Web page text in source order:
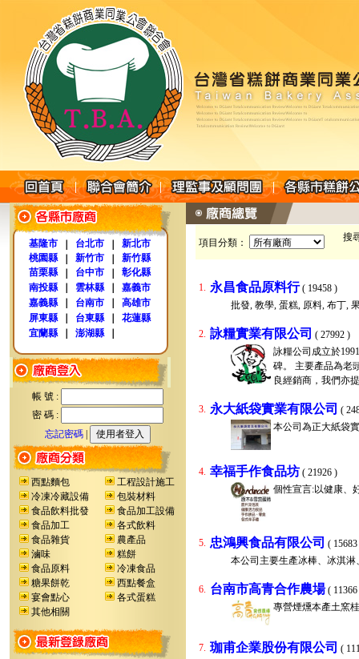
基隆市 台北市
新北市
桃園縣
新竹市
新竹縣
苗栗縣
台中市
彰化縣
南投縣
雲林縣
嘉義市
嘉義縣
台南市
高雄市
屏東縣
台東縣
花蓮縣
宜蘭縣
澎湖縣
帳 號 :
密 碼 :
忘記密碼
西點麵包
工程設計施工
冷凍冷藏設備
包裝材料
食品飲料批發
食品加工設備
食品加工
各式飲料
食品雜貨
農產品
滷味
糕餅
食品原料
冷凍食品
糖果餅乾
西點餐盒
宴會點心
各式蛋糕
其他相關
項目分類： 搜
1. 永昌食品原料行( 19458 )
批發, 教學, 蛋糕, 原料, 布丁,
2. 詠糧實業有限公司 ( 27992 )
詠糧公司成立於
碑。 主要產品為老
良經銷商，我們亦
3. 永大紙袋實業有限公司 (
本公司為正大紙袋
4. 幸福手作食品坊 ( 21926 )
個性宣言:以健康、
5. 忠鴻興食品有限公司 (
本公司主要生產冰棒、冰淇淋
6. 台南市高青合作農場( 11366
專營煙燻本產土窯
7. 珈甫企業股份有限公司 (